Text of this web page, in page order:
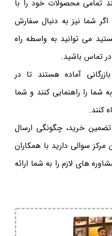
تمامی محصولات خود را با
شما نیز به دنبال سفارش
می توانید به واسطه راه
تماس باشید.
آماده هستند تا در
را راهنمایی کنند و شما
کنند.
خرید، چگونگی ارسال
سوالی دارید با همکاران
های لازم را به شما ارائه